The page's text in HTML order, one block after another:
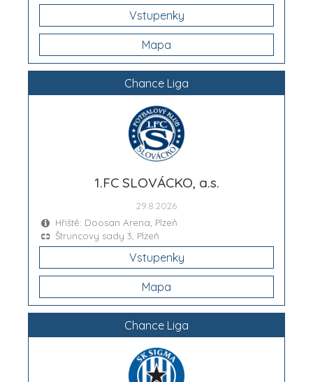
Vstupenky
Mapa
Chance Liga
1.FC SLOVÁCKO, a.s.
29.8.2026
Hřiště: Doosan Arena, Plzeň
Štruncovy sady 3, Plzeň
Vstupenky
Mapa
Chance Liga